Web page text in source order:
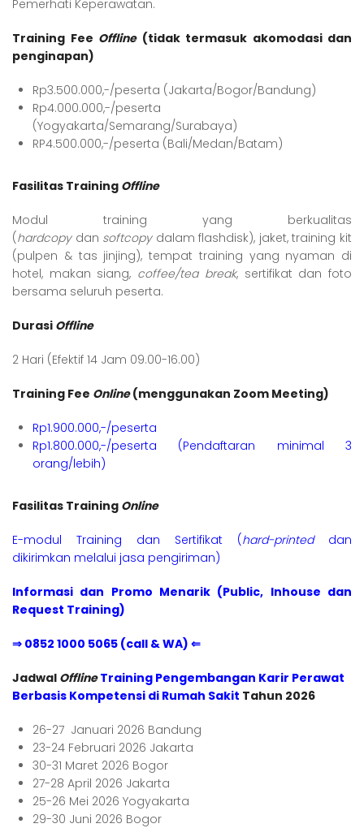
Pemerhati Keperawatan.
Training Fee Offline (tidak termasuk akomodasi dan
penginapan)
Rp3.500.000,-/peserta (Jakarta/Bogor/Bandung)
Rp4.000.000,-/peserta
(Yogyakarta/Semarang/Surabaya)
RP4.500.000,-/peserta (Bali/Medan/Batam)
Fasilitas Training Offline
Modul training yang berkualitas
(hardcopydan softcopy dalam flashdisk), jaket, training kit
(pulpen & tas jinjing), tempat training yang nyaman di
hotel, makan siang, coffee/tea break, sertifikat dan foto
bersama seluruh peserta.
Durasi Offline
2 Hari (Efektif 14 Jam 09.00-16.00)
Training Fee Online(menggunakan Zoom Meeting)
Rp1.900.000,-/peserta
Rp1.800.000,-/peserta (Pendaftaran minimal 3
orang/lebih)
Fasilitas Training Online
E-modul Training dan Sertifikat (hard-printeddan
dikirimkan melalui jasa pengiriman)
Informasi dan Promo Menarik (Public, Inhouse dan
Request Training)
⇒ 0852 1000 5065 (call & WA) ⇐
Jadwal OfflineTraining Pengembangan Karir Perawat
Berbasis Kompetensi di Rumah Sakit Tahun 2026
26-27 Januari 2026 Bandung
23-24 Februari 2026 Jakarta
30-31 Maret 2026 Bogor
27-28 April 2026 Jakarta
25-26 Mei 2026 Yogyakarta
29-30 Juni 2026 Bogor